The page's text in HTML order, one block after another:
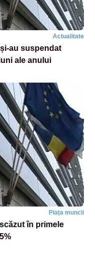
Actualitate
au suspendat
ale anului
Piața muncii
în primele